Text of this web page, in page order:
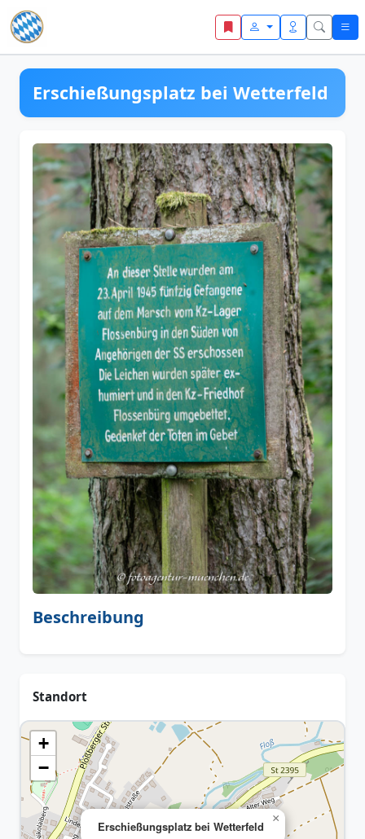
Zum Inhalt springen
Erschießungsplatz bei Wetterfeld
Beschreibung
Standort
Erschießungsplatz bei Wetterfeld
×
+
−